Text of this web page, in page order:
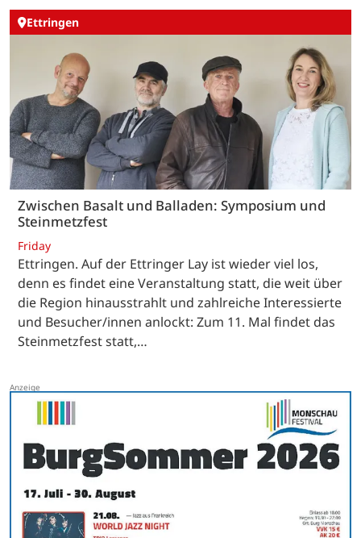
Ettringen
Zwischen Basalt und Balladen: Symposium und
Steinmetzfest
Friday
Ettringen. Auf der Ettringer Lay ist wieder viel los,
denn es findet eine Veranstaltung statt, die weit über
die Region hinausstrahlt und zahlreiche Interessierte
und Besucher/innen anlockt: Zum 11. Mal findet das
Steinmetzfest statt,…